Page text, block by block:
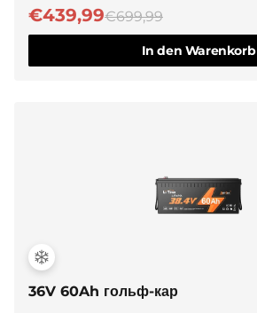
€439,99€699,99
In den Warenkorb
36V 60Ah гольф-кар